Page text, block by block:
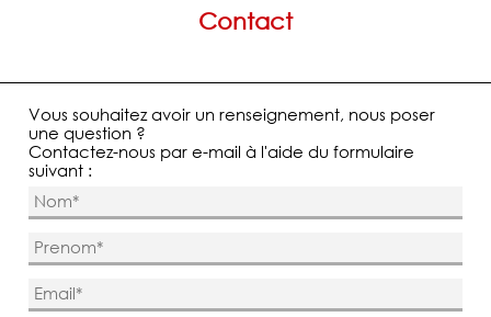
Contact
Vous souhaitez avoir un renseignement, nous poser
une question ?
Contactez-nous par e-mail à l'aide du formulaire
suivant :